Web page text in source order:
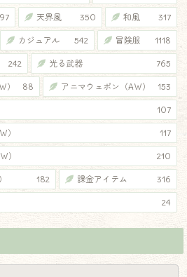
天界風 350 和風 317
カジュアル 542 冒険服 1118
242 光る武器 765
） 88 アニマウェポン（AW） 153
107
） 117
） 210
182 課金アイテム 316
24